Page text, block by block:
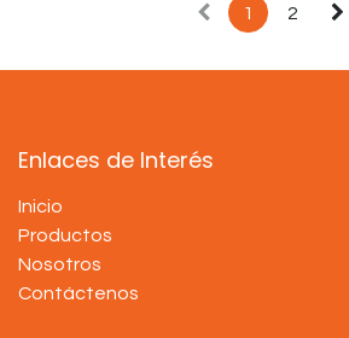
1 2
Enlaces de Interés
Inicio
Productos
Nosotros
Contáctenos